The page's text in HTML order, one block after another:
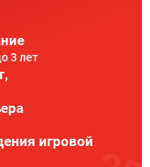
3 лет
игровой